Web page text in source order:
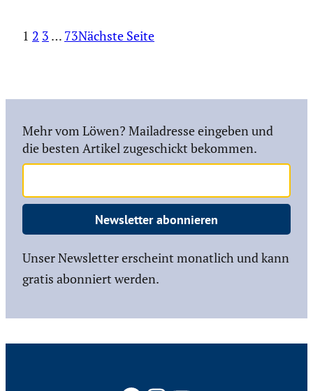
1 2 3 … 73Nächste Seite
Mehr vom Löwen? Mailadresse eingeben und
die besten Artikel zugeschickt bekommen.
Newsletter abonnieren
Unser Newsletter erscheint monatlich und kann
gratis abonniert werden.